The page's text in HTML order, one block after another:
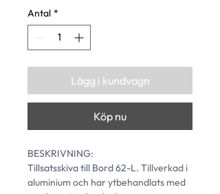
Antal *
Lägg i kundvagn
Köp nu
BESKRIVNING:
Tillsatsskiva till Bord 62-L. Tillverkad i
aluminium och har ytbehandlats med